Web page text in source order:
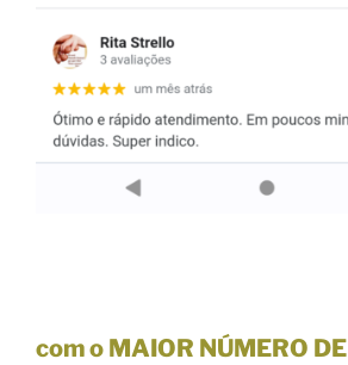
com o MAIOR NÚMERO DE